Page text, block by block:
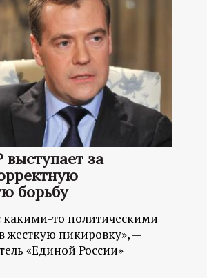
за
борьбу
какими-то политическими
жесткую пикировку», —
«Единой России»